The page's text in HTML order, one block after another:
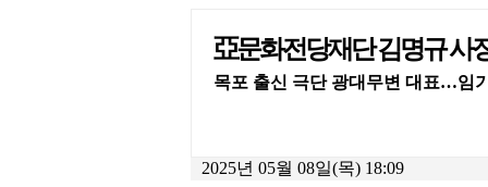
亞문화전당재단 김명규 사
목포 출신 극단 광대무변 대표…임
2025년 05월 08일(목) 18:09